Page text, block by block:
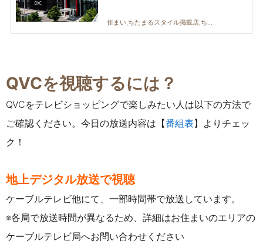
QVCを視聴するには？
QVCをテレビショッピングで楽しみたい人は以下の方法で
ご確認ください。今日の放送内容は【番組表】よりチェッ
ク！
地上デジタル放送で視聴
ケーブルテレビ他にて、一部時間帯で放送しています。
※各局で放送時間が異なるため、詳細はお住まいのエリアの
ケーブルテレビ局へお問い合わせください